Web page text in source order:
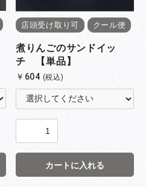
店頭受け取り可 クール便
煮りんごのサンドイッ
チ 【単品】
￥604 (税込)
カートに入れる